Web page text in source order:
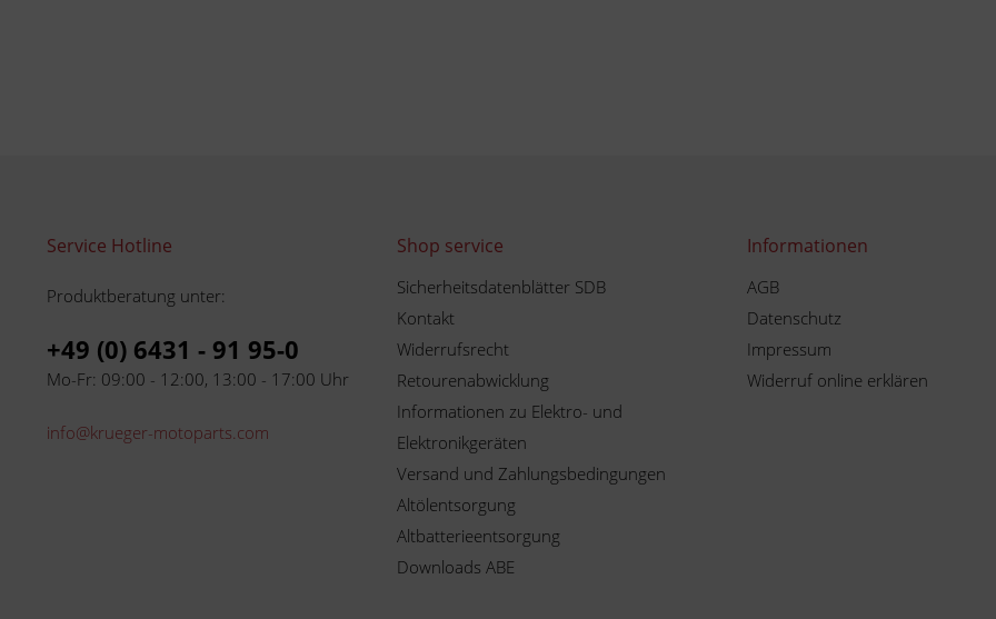
Service Hotline
Produktberatung unter:
+49 (0) 6431 - 91 95-0
Mo-Fr: 09:00 - 12:00, 13:00 - 17:00 Uhr
info@krueger-motoparts.com
Shop service
Sicherheitsdatenblätter SDB
Kontakt
Widerrufsrecht
Retourenabwicklung
Informationen zu Elektro- und
Elektronikgeräten
Versand und Zahlungsbedingungen
Altölentsorgung
Altbatterieentsorgung
Downloads ABE
Informationen
AGB
Datenschutz
Impressum
Widerruf online erklären